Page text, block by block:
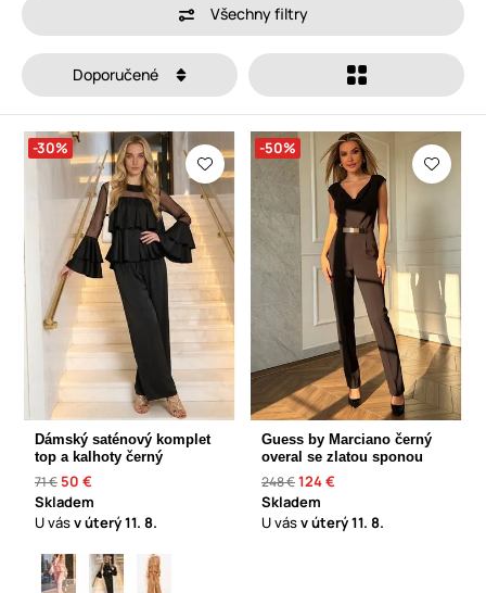
Všechny filtry
Doporučené
-30%
Dámský saténový komplet
top a kalhoty černý
71 € 50 €
Skladem
U vásv úterý11. 8.
-50%
Guess by Marciano černý
overal se zlatou sponou
248 €124 €
Skladem
U vásv úterý11. 8.